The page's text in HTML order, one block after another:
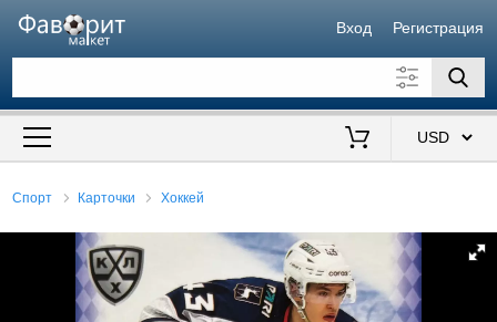
Вход Регистрация
Искать также в описании
Спорт Карточки Хоккей